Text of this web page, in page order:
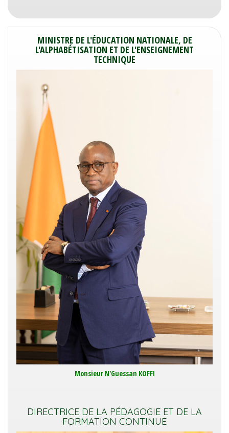
MINISTRE DE L'ÉDUCATION NATIONALE, DE
L'ALPHABÉTISATION ET DE L'ENSEIGNEMENT
TECHNIQUE
Monsieur N'Guessan KOFFI
DIRECTRICE DE LA PÉDAGOGIE ET DE LA
FORMATION CONTINUE